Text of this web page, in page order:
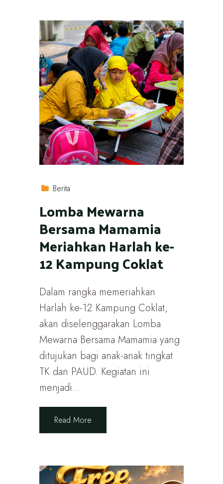
Berita
Lomba Mewarna
Bersama Mamamia
Meriahkan Harlah ke-
12 Kampung Coklat
Dalam rangka memeriahkan
Harlah ke-12 Kampung Coklat,
akan diselenggarakan Lomba
Mewarna Bersama Mamamia yang
ditujukan bagi anak-anak tingkat
TK dan PAUD. Kegiatan ini
menjadi...
Read More